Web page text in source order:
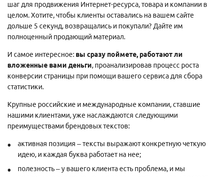
шаг для продвижения Интернет-ресурса, товара и компании в
целом. Хотите, чтобы клиенты оставались на вашем сайте
дольше 5 секунд, возвращались и покупали? Дайте им
полноценный продающий материал.
И самое интересное: вы сразу поймете, работают ли
вложенные вами деньги, проанализировав процесс роста
конверсии страницы при помощи вашего сервиса для сбора
статистики.
Крупные российские и международные компании, ставшие
нашими клиентами, уже наслаждаются следующими
преимуществами брендовых текстов:
активная позиция – тексты выражают конкретную четкую
идею, и каждая буква работает на нее;
полезность – у вашего клиента есть проблема, и мы